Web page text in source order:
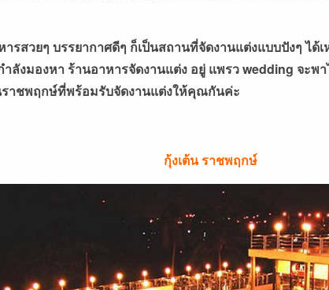
ารสวยๆ บรรยากาศดีๆ ก็เป็นสถานที่จัดงานแต่งแบบปังๆ ได้
ำลังมองหา ร้านอาหารจัดงานแต่ง อยู่ แพรว wedding จะพ
าชพฤกษ์ที่พร้อมรับจัดงานแต่งให้คุณกันค่ะ
กุ้งเต้น ราชพฤกษ์